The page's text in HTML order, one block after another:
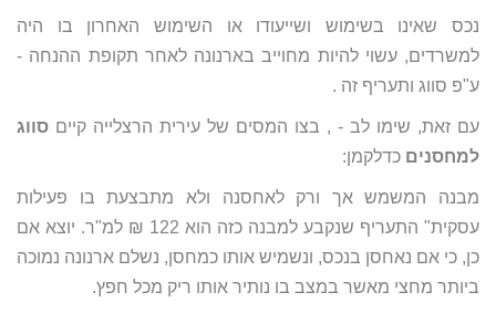
נכס שאינו בשימוש ושייעודו או השימוש האחרון בו היה
למשרדים, עשוי להיות מחוייב בארנונה לאחר תקופת ההנחה -
ע"פ סווג ותעריף זה .
עם זאת, שימו לב - , בצו המסים של עירית הרצלייה קיים סווג
למחסנים כדלקמן:
מבנה המשמש אך ורק לאחסנה ולא מתבצעת בו פעילות
עסקית" התעריף שנקבע למבנה כזה הוא 122 ₪ למ"ר. יוצא אם
כן, כי אם נאחסן בנכס, ונשמיש אותו כמחסן, נשלם ארנונה נמוכה
ביותר מחצי מאשר במצב בו נותיר אותו ריק מכל חפץ.